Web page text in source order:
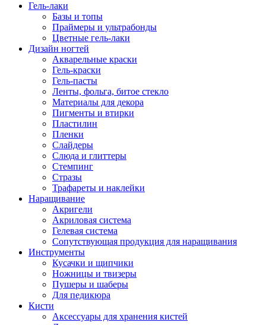
Гель-лаки
Базы и топы
Праймеры и ультрабонды
Цветные гель-лаки
Дизайн ногтей
Акварельные краски
Гель-краски
Гель-пасты
Ленты, фольга, битое стекло
Материалы для декора
Пигменты и втирки
Пластилин
Пленки
Слайдеры
Слюда и глиттеры
Стемпинг
Стразы
Трафареты и наклейки
Наращивание
Акригели
Акриловая система
Гелевая система
Сопутствующая продукция для наращивания
Инструменты
Кусачки и щипчики
Ножницы и твизеры
Пушеры и шаберы
Для педикюра
Кисти
Аксессуары для хранения кистей